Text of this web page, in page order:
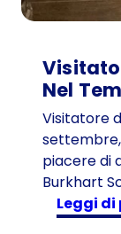
Nel
Visitatore
piacere di
Burkhart
Leggi di